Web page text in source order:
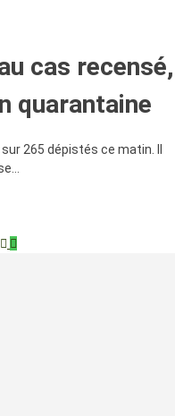
cas recensé,
quarantaine
265 dépistés ce matin. Il